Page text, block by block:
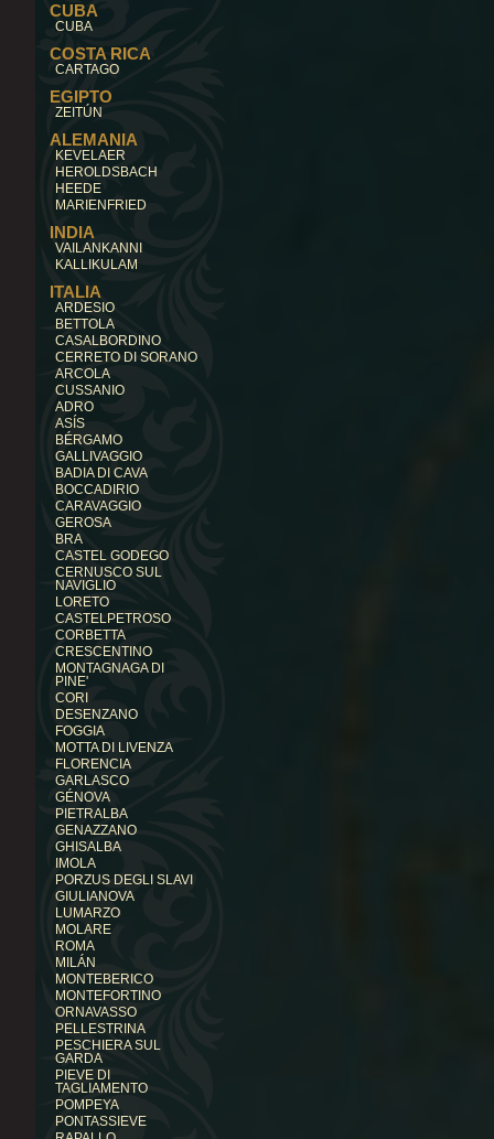
CUBA
CUBA
COSTA RICA
CARTAGO
EGIPTO
ZEITÚN
ALEMANIA
KEVELAER
HEROLDSBACH
HEEDE
MARIENFRIED
INDIA
VAILANKANNI
KALLIKULAM
ITALIA
ARDESIO
BETTOLA
CASALBORDINO
CERRETO DI SORANO
ARCOLA
CUSSANIO
ADRO
ASÍS
BÉRGAMO
GALLIVAGGIO
BADIA DI CAVA
BOCCADIRIO
CARAVAGGIO
GEROSA
BRA
CASTEL GODEGO
CERNUSCO SUL
NAVIGLIO
LORETO
CASTELPETROSO
CORBETTA
CRESCENTINO
MONTAGNAGA DI
PINE'
CORI
DESENZANO
FOGGIA
MOTTA DI LIVENZA
FLORENCIA
GARLASCO
GÉNOVA
PIETRALBA
GENAZZANO
GHISALBA
IMOLA
PORZUS DEGLI SLAVI
GIULIANOVA
LUMARZO
MOLARE
ROMA
MILÁN
MONTEBERICO
MONTEFORTINO
ORNAVASSO
PELLESTRINA
PESCHIERA SUL
GARDA
PIEVE DI
TAGLIAMENTO
POMPEYA
PONTASSIEVE